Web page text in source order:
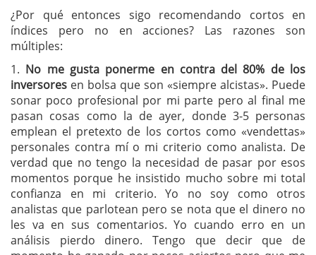
¿Por qué entonces sigo recomendando cortos en
índices pero no en acciones? Las razones son
múltiples:
1. No me gusta ponerme en contra del 80% de los
inversores en bolsa que son «siempre alcistas». Puede
sonar poco profesional por mi parte pero al final me
pasan cosas como la de ayer, donde 3-5 personas
emplean el pretexto de los cortos como «vendettas»
personales contra mí o mi criterio como analista. De
verdad que no tengo la necesidad de pasar por esos
momentos porque he insistido mucho sobre mi total
confianza en mi criterio. Yo no soy como otros
analistas que parlotean pero se nota que el dinero no
les va en sus comentarios. Yo cuando erro en un
análisis pierdo dinero. Tengo que decir que de